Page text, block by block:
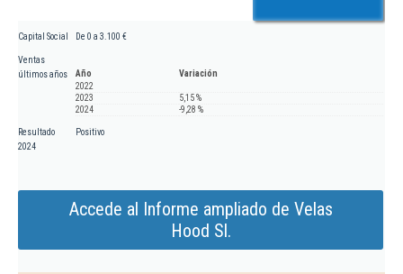
Capital Social De 0 a 3.100 €
Ventas
últimos años
Año
Variación
2022
2023
5,15 %
2024
-9,28 %
Resultado
2024
Positivo
Accede al Informe ampliado de Velas
Hood Sl.